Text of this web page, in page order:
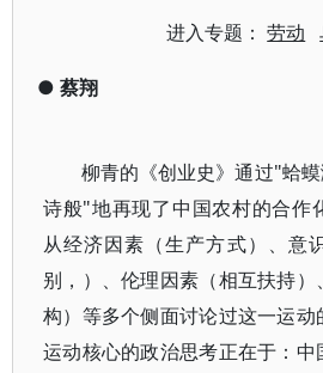
进入专题：劳动
● 蔡翔
柳青的《创业史》通过"蛤
诗般"地再现了中国农村的合作
从经济因素（生产方式）、意
别，）、伦理因素（相互扶持
构）等多个侧面讨论过这一运
运动核心的政治思考正在于：